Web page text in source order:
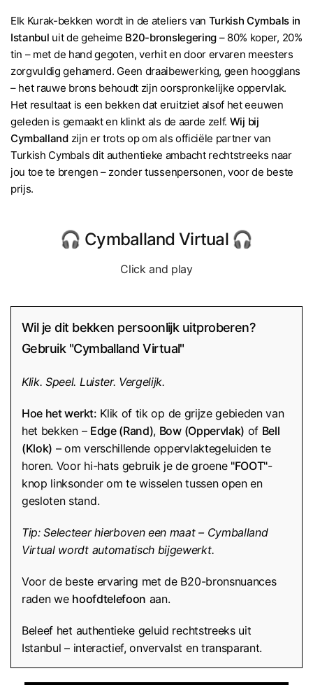
Elk Kurak-bekken wordt in de ateliers van Turkish Cymbals in
Istanbul uit de geheime B20-bronslegering– 80% koper, 20%
tin – met de hand gegoten, verhit en door ervaren meesters
zorgvuldig gehamerd. Geen draaibewerking, geen hoogglans
– het rauwe brons behoudt zijn oorspronkelijke oppervlak.
Het resultaat is een bekken dat eruitziet alsof het eeuwen
geleden is gemaakt en klinkt als de aarde zelf. Wij bij
Cymballandzijn er trots op om als officiële partner van
Turkish Cymbals dit authentieke ambacht rechtstreeks naar
jou toe te brengen – zonder tussenpersonen, voor de beste
prijs.
🎧 Cymballand Virtual 🎧
Click and play
Wil je dit bekken persoonlijk uitproberen?
Gebruik "Cymballand Virtual"
Klik. Speel. Luister. Vergelijk.
Hoe het werkt: Klik of tik op de grijze gebieden van
het bekken – Edge (Rand), Bow (Oppervlak) of Bell
(Klok) – om verschillende oppervlaktegeluiden te
horen. Voor hi-hats gebruik je de groene "FOOT"-
knop linksonder om te wisselen tussen open en
gesloten stand.
Tip: Selecteer hierboven een maat – Cymballand
Virtual wordt automatisch bijgewerkt.
Voor de beste ervaring met de B20-bronsnuances
raden we hoofdtelefoon aan.
Beleef het authentieke geluid rechtstreeks uit
Istanbul – interactief, onvervalst en transparant.